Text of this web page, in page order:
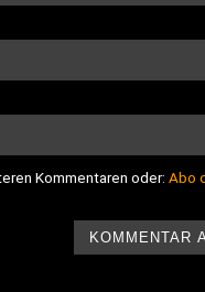
Kommentaren oder:Abo